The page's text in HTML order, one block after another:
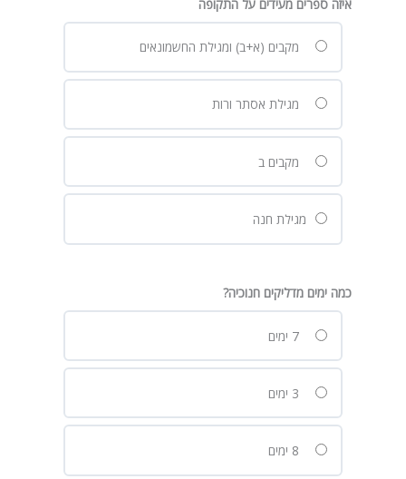
איזה ספרים מעידים על התקופה
מקבים (א+ב) ומגילת החשמונאים
מגילת אסתר ורות
מקבים ב
מגילת חנה
כמה ימים מדליקים חנוכיה?
7 ימים